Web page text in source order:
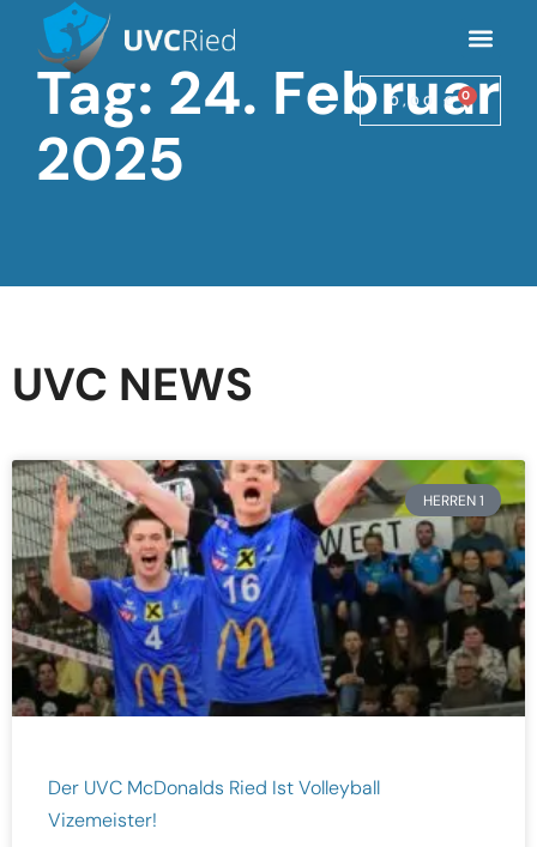
0,00 € 0
Tag: 24. Februar
2025
UVC NEWS
HERREN 1
Der UVC McDonalds Ried Ist Volleyball
Vizemeister!